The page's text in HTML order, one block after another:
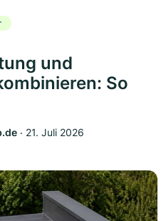
und
So
‧ 21. Juli 2026